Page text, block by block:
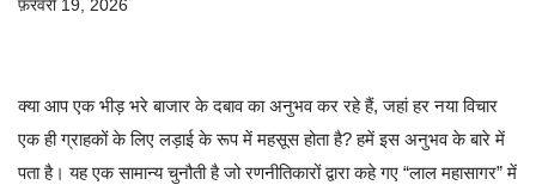
फ़रवरी 19, 2026
क्या आप एक भीड़ भरे बाजार के दबाव का अनुभव कर रहे हैं, जहां हर नया विचार
एक ही ग्राहकों के लिए लड़ाई के रूप में महसूस होता है? हमें इस अनुभव के बारे में
पता है। यह एक सामान्य चुनौती है जो रणनीतिकारों द्वारा कहे गए “लाल महासागर” में